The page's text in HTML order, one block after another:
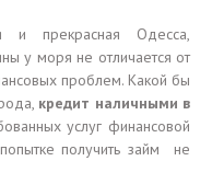
и прекрасная Одесса,
у моря не отличается от
проблем. Какой бы
кредит наличными в
услуг финансовой
получить займ ­ не